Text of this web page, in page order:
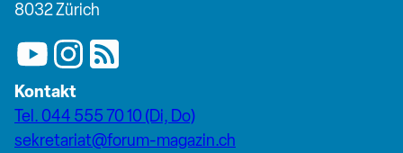
8032 Zürich
Kontakt
Tel. 044 555 70 10 (Di, Do)
sekretariat@forum-magazin.ch